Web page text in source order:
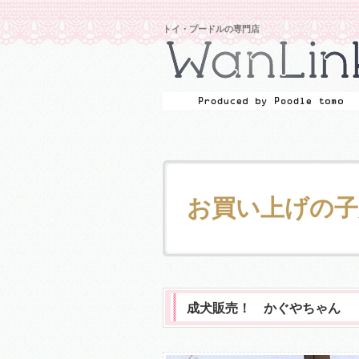
トイ・プードルの専門店
お買い上げの
成犬販売！ かぐやちゃん